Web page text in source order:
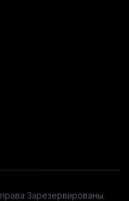
Зарезервированы.